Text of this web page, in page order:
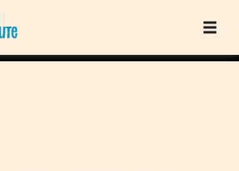
ползва cookies, за да осигурим по-
и да подобрим Вашето преживяване.Научи